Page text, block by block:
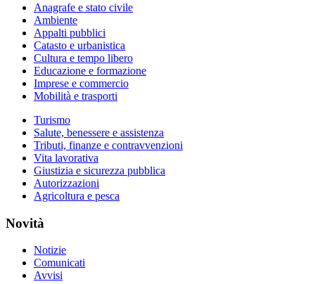
Anagrafe e stato civile
Ambiente
Appalti pubblici
Catasto e urbanistica
Cultura e tempo libero
Educazione e formazione
Imprese e commercio
Mobilità e trasporti
Turismo
Salute, benessere e assistenza
Tributi, finanze e contravvenzioni
Vita lavorativa
Giustizia e sicurezza pubblica
Autorizzazioni
Agricoltura e pesca
Novità
Notizie
Comunicati
Avvisi